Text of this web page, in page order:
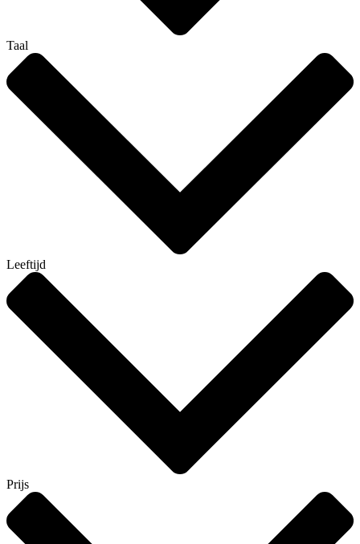
Taal
Leeftijd
Prijs